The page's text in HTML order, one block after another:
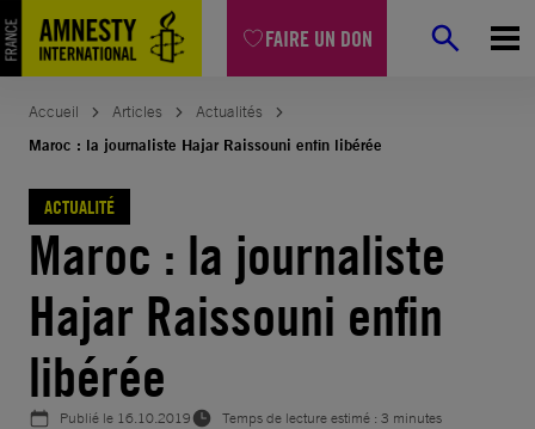
FAIRE UN DON
Aller
au
contenu
Accueil Articles
Actualités
Maroc : la journaliste Hajar Raissouni enfin libérée
ACTUALITÉ
Maroc : la journaliste
Hajar Raissouni enfin
libérée
Publié le 16.10.2019
Temps de lecture estimé : 3 minutes